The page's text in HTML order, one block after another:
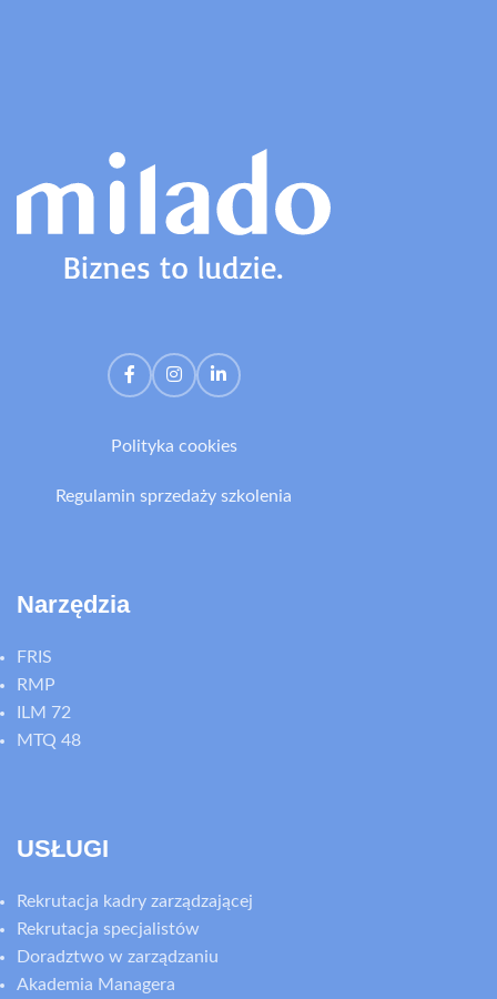
Polityka cookies
Regulamin sprzedaży szkolenia
Narzędzia
FRIS
RMP
ILM 72
MTQ 48
USŁUGI
Rekrutacja kadry zarządzającej
Rekrutacja specjalistów
Doradztwo w zarządzaniu
Akademia Managera